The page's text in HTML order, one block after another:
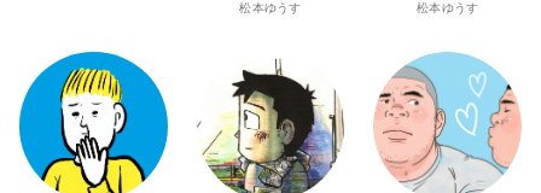
松本ゆうす 松本ゆうす